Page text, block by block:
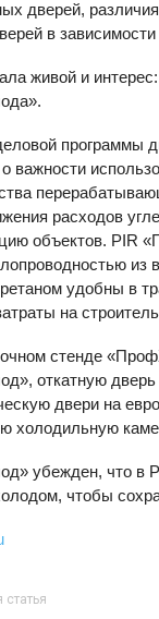
дверей,
в
живой и
программы
о важности
расходов
объектов. PIR
удобны в
на
стенде
откатную
двери на
холодильную
убежден, что в
чтобы